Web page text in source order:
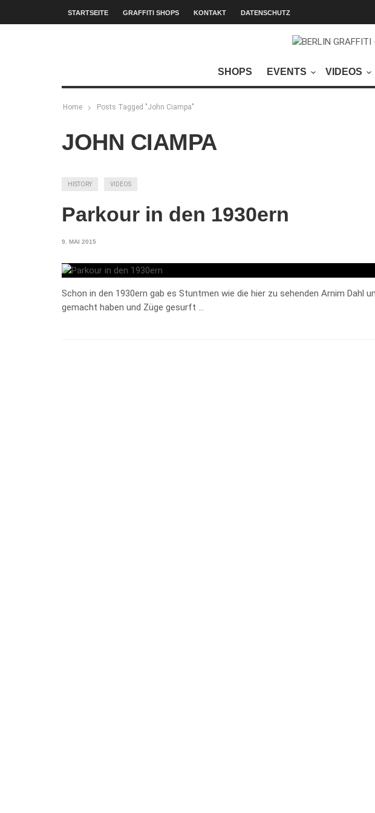
STARTSEITE GRAFFITI SHOPS KONTAKT DATENSCHUTZ
SHOPS EVENTS VIDEOS
Home Posts Tagged "John Ciampa"
JOHN CIAMPA
HISTORY VIDEOS
Parkour in den 1930ern
9. MAI 2015
Schon in den 1930ern gab es Stuntmen wie die hier zu sehenden Arnim Dahl
gemacht haben und Züge gesurft …